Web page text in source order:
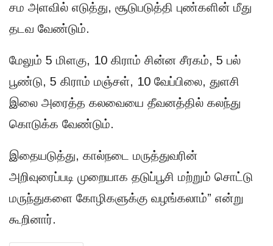
சம அளவில் எடுத்து, சூடுபடுத்தி புண்களின் மீது
தடவ வேண்டும்.
மேலும் 5 மிளகு, 10 கிராம் சின்ன சீரகம், 5 பல்
பூண்டு, 5 கிராம் மஞ்சள், 10 வேப்பிலை, துளசி
இலை அரைத்த கலவையை தீவனத்தில் கலந்து
கொடுக்க வேண்டும்.
இதையடுத்து, கால்நடை மருத்துவரின்
அறிவுரைப்படி முறையாக தடுப்பூசி மற்றும் சொட்டு
மருந்துகளை கோழிகளுக்கு வழங்கலாம்” என்று
கூறினார்.